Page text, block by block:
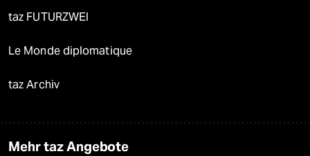
taz FUTURZWEI
Le Monde diplomatique
taz Archiv
Mehr taz Angebote